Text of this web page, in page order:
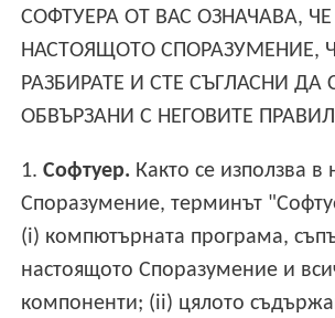
СОФТУЕРА ОТ ВАС ОЗНАЧАВА,
НАСТОЯЩОТО СПОРАЗУМЕНИЕ,
РАЗБИРАТЕ И СТЕ СЪГЛАСНИ ДА
ОБВЪРЗАНИ С НЕГОВИТЕ
1.Софтуер. Както се използва в
Споразумение, терминът
(i) компютърната програма,
настоящото Споразумение и
компоненти; (ii) цялото